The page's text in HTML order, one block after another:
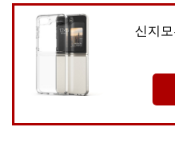
신지